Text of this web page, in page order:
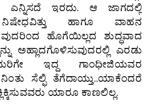
ಎನ್ನಿಸದೆ ಇರದು. ಆ ಜಾಗದಲ್ಲಿ
ಹಾಗೂ ವಾಹನ
ಹೊಗೆಯಿಲ್ಲದ ಶುದ್ಧವಾದ
ಅಹ್ಲಾದಗೊಳಿಸುವುದರಲ್ಲಿ ಎರಡು
ಇದ್ದ ಗಾಂಧೀಜಿಯವರ
ಸೆಲ್ಫಿ ತೆಗೆದಾಯ್ತು..ಯಾಕೆಂದರೆ
ಯಾರೂ ಕಾಣಲಿಲ್ಲ.